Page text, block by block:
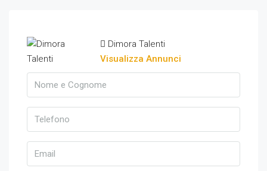
Dimora Talenti
Visualizza Annunci